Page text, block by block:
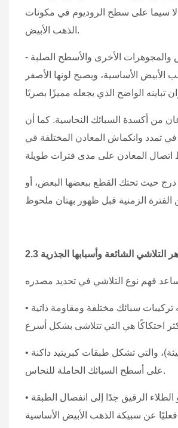
لا سيما على سطح الروديوم في مكونات
الذهب الأبيض.
والمجوهرات الأخرى والأسطح الصلبة -
الأساسية، ويصبح لونها الأصفر
من أكسدة السبائك النحاسية. كما أن
في تمدد وانكماش المعادن المختلفة في
حيث تحتك القطع ببعضها البعض، أو
التلاشي الشائعة وأسبابها الجذرية
• بهتان غير متساوٍ: تتلاشى الأجزاء المختلفة بمعدلات متفاوتة لأن الذهب الأصفر والأبيض والوردي له تركيبات سبائك مختلفة ومقاومة ذاتية
• بهتان وتغير اللون بشكل عام: يشير هذا عادة إلى تفاعل كيميائي مع مركبات الكبريت (من العرق أو البيئة)، والتي تشكل طبقات كبريتيد داكنة
على أسطح السبائك الحاملة للنحاس.
• التقشير أو التقشر: هذا على وجه التحديد فشل في طلاء الروديوم، حيث يؤدي عدم كفاية الالتصاق أو الطلاء الرقيق جدًا إلى انفصال الطبقة